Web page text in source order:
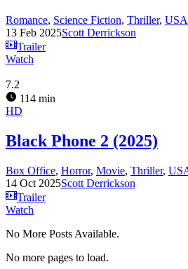
Romance, Science Fiction, Thriller, USA
13 Feb 2025Scott Derrickson
Trailer
Watch
7.2
114 min
HD
Black Phone 2 (2025)
Box Office, Horror, Movie, Thriller,
14 Oct 2025Scott Derrickson
Trailer
Watch
No More Posts Available.
No more pages to load.